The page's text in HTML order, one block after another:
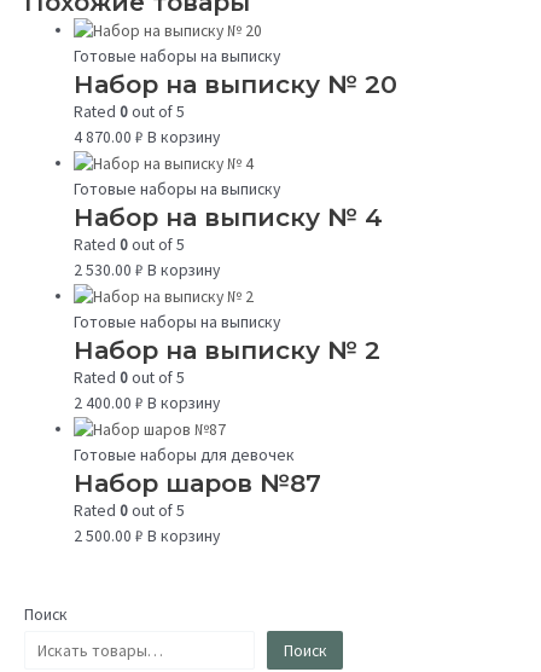
Поиск
Поиск
Готовые наборы на выписку
Набор на выписку № 20
Rated0out of 5
4 870.00₽ В корзину
Готовые наборы на выписку
Набор на выписку № 4
Rated0out of 5
2 530.00₽ В корзину
Готовые наборы на выписку
Набор на выписку № 2
Rated0out of 5
2 400.00₽ В корзину
Готовые наборы для девочек
Набор шаров №87
Rated0out of 5
2 500.00₽ В корзину